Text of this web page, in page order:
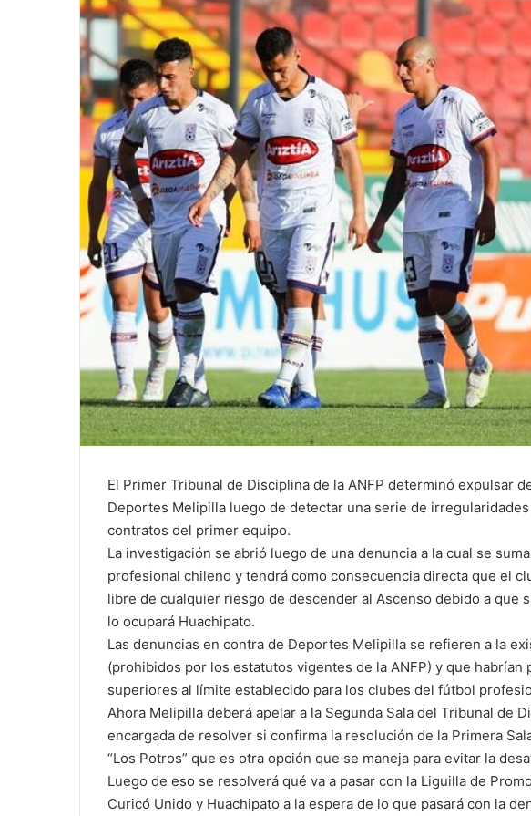
El Primer Tribunal de Disciplina de la ANFP determinó expulsar
Deportes Melipilla luego de detectar una serie de
contratos del primer equipo.
La investigación se abrió luego de una denuncia a la cual se
profesional chileno y tendrá como consecuencia directa que el
libre de cualquier riesgo de descender al Ascenso debido a que
lo ocupará Huachipato.
Las denuncias en contra de Deportes Melipilla se refieren a la
(prohibidos por los estatutos vigentes de la ANFP) y que
superiores al límite establecido para los clubes del fútbol
Ahora Melipilla deberá apelar a la Segunda Sala del Tribunal de
encargada de resolver si confirma la resolución de la Primera
“Los Potros” que es otra opción que se maneja para evitar la
Luego de eso se resolverá qué va a pasar con la Liguilla de
Curicó Unido y Huachipato a la espera de lo que pasará con la